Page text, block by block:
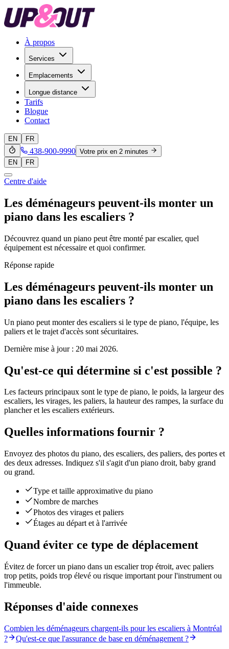
À propos
Services
Emplacements
Longue distance
Tarifs
Blogue
Contact
EN FR
438-900-9990 Votre prix en 2 minutes
EN
FR
Centre d'aide
Les déménageurs peuvent-ils monter un
piano dans les escaliers ?
Découvrez quand un piano peut être monté par escalier, quel
équipement est nécessaire et quoi confirmer.
Réponse rapide
Les déménageurs peuvent-ils monter un
piano dans les escaliers ?
Un piano peut monter des escaliers si le type de piano, l'équipe, les
paliers et le trajet d'accès sont sécuritaires.
Dernière mise à jour : 20 mai 2026.
Qu'est-ce qui détermine si c'est possible ?
Les facteurs principaux sont le type de piano, le poids, la largeur des
escaliers, les virages, les paliers, la hauteur des rampes, la surface du
plancher et les escaliers extérieurs.
Quelles informations fournir ?
Envoyez des photos du piano, des escaliers, des paliers, des portes et
des deux adresses. Indiquez s'il s'agit d'un piano droit, baby grand
ou grand.
Type et taille approximative du piano
Nombre de marches
Photos des virages et paliers
Étages au départ et à l'arrivée
Quand éviter ce type de déplacement
Évitez de forcer un piano dans un escalier trop étroit, avec paliers
trop petits, poids trop élevé ou risque important pour l'instrument ou
l'immeuble.
Réponses d'aide connexes
Combien les déménageurs chargent-ils pour les escaliers à Montréal
?
Qu'est-ce que l'assurance de base en déménagement ?